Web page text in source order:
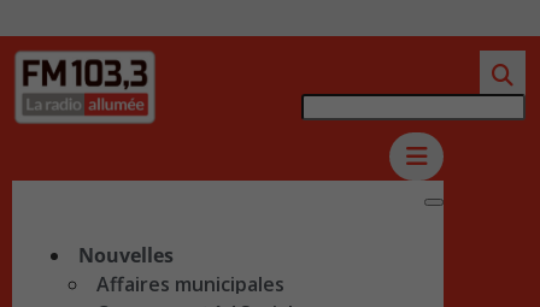
Nouvelles
Affaires municipales